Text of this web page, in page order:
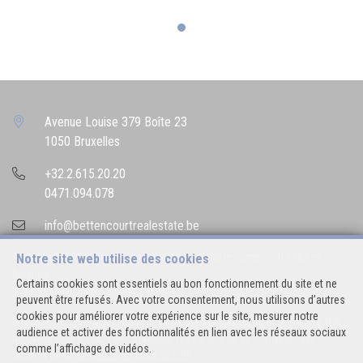
Notre site web utilise des cookies
Certains cookies sont essentiels au bon fonctionnement du site et ne
peuvent être refusés. Avec votre consentement, nous utilisons d’autres
cookies pour améliorer votre expérience sur le site, mesurer notre
audience et activer des fonctionnalités en lien avec les réseaux sociaux
comme l’affichage de vidéos.
Avenue Louise 379 Boîte 23
1050 Bruxelles
+32.2.615.20.20
0471.094.078
info@bettencourtrealestate.be
Agent immobilier intermédiaire agréé IPI sous le numéro 507.163 en
N° entreprise : TVA BE 0544.346.974
Instance de contrôle: Institut professionnel des agents immobiliers, rue
du Luxembourg 16B, 1000 Bruxelles (+32 2 505 38 50 - info@ipi.be) -
Soumis aucode déontologique de l’ IPI